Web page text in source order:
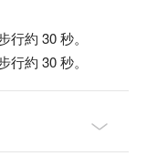
約 30 秒。
約 30 秒。